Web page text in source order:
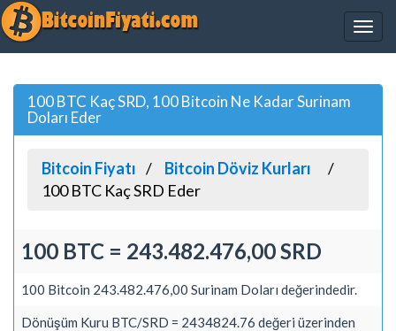
100 BTC Kaç SRD, 100 Bitcoin Ne Kadar Surinam
Doları Eder
Bitcoin Fiyatı
Bitcoin Döviz Kurları
100 BTC Kaç SRD Eder
100 BTC = 243.482.476,00 SRD
100 Bitcoin 243.482.476,00 Surinam Doları değerindedir.
Dönüşüm Kuru BTC/SRD = 2434824.76 değeri üzerinden